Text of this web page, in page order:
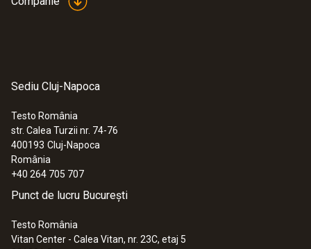
Sediu Cluj-Napoca
Testo România
str. Calea Turzii nr. 74-76
400193 Cluj-Napoca
România
+40 264 705 707
Punct de lucru București
Testo România
Vitan Center - Calea Vitan, nr. 23C, etaj 5